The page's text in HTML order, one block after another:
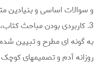
و سوالات اساسی و بنیادین
3. کاربردی بودن مباحث
به گونه ای مطرح و تبیین
روزانه آدم و تصمیمهای کوچک